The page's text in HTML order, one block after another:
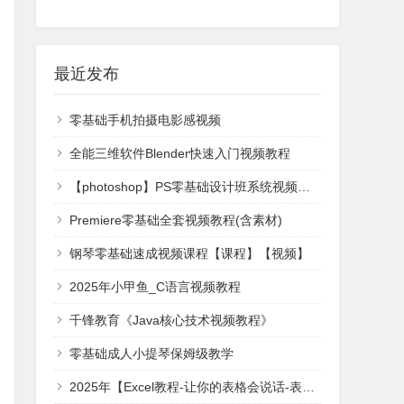
最近发布
零基础手机拍摄电影感视频
全能三维软件Blender快速入门视频教程
【photoshop】PS零基础设计班系统视频课程
Premiere零基础全套视频教程(含素材)
钢琴零基础速成视频课程【课程】【视频】
2025年小甲鱼_C语言视频教程
千锋教育《Java核心技术视频教程》
零基础成人小提琴保姆级教学
2025年【Excel教程-让你的表格会说话-表格可视化大全（全）】